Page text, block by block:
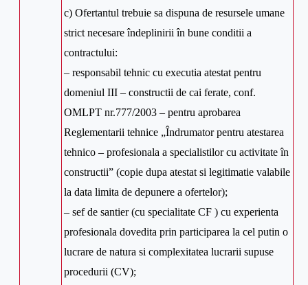
c) Ofertantul trebuie sa dispuna de resursele umane
strict necesare îndeplinirii în bune conditii a
contractului:
– responsabil tehnic cu executia atestat pentru
domeniul III – constructii de cai ferate, conf.
OMLPT nr.777/2003 – pentru aprobarea
Reglementarii tehnice „Îndrumator pentru atestarea
tehnico – profesionala a specialistilor cu activitate în
constructii” (copie dupa atestat si legitimatie valabile
la data limita de depunere a ofertelor);
– sef de santier (cu specialitate CF ) cu experienta
profesionala dovedita prin participarea la cel putin o
lucrare de natura si complexitatea lucrarii supuse
procedurii (CV);